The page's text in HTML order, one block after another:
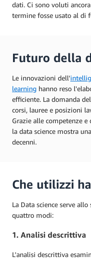
dati. Ci sono voluti
termine fosse usato al di
Futuro della
Le innovazioni dell'
learning hanno reso
efficiente. La domanda
corsi, lauree e posizioni
Grazie alle competenze
la data science mostra
decenni.
Che utilizzi
La Data science serve
quattro modi:
1. Analisi descrittiva
L'analisi descrittiva